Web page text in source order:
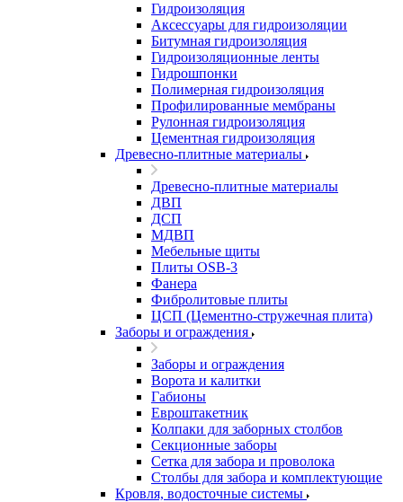
Гидроизоляция
Аксессуары для гидроизоляции
Битумная гидроизоляция
Гидроизоляционные ленты
Гидрошпонки
Полимерная гидроизоляция
Профилированные мембраны
Рулонная гидроизоляция
Цементная гидроизоляция
Древесно-плитные материалы
Древесно-плитные материалы
ДВП
ДСП
МДВП
Мебельные щиты
Плиты OSB-3
Фанера
Фибролитовые плиты
ЦСП (Цементно-стружечная плита)
Заборы и ограждения
Заборы и ограждения
Ворота и калитки
Габионы
Евроштакетник
Колпаки для заборных столбов
Секционные заборы
Сетка для забора и проволока
Столбы для забора и комплектующие
Кровля, водосточные системы